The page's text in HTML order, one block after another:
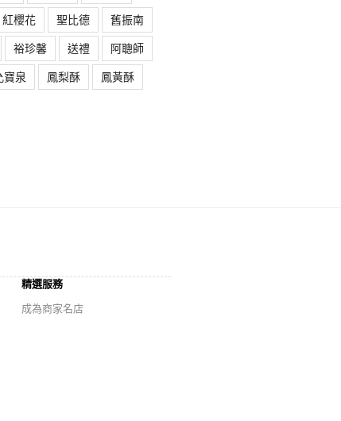
紅櫻花 聖比德
舊振南
裕珍馨 送禮
阿聰師
寶泉 鳳梨酥
鳳黃酥
精選服務
成為商家名店